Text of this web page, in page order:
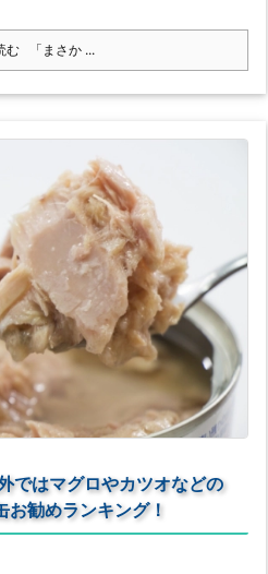
む 「まさか ...
ではマグロやカツオなどの
お勧めランキング！